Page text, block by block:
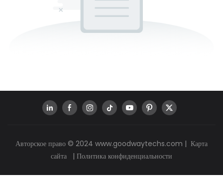
Авторское право © 2024 www.goodwaytechs.com | Карта
сайта
| Политика конфиденциальности